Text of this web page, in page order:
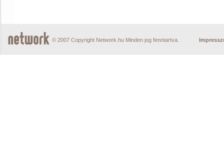
© 2007 Copyright Network.hu Minden jog fenntartva.